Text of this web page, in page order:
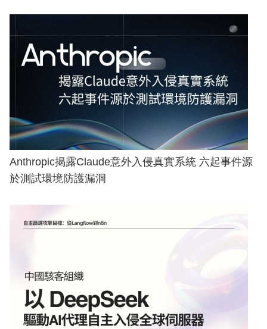
Anthropic揭露Claude意外入侵真實系統 六起事件源
於測試環境防護漏洞